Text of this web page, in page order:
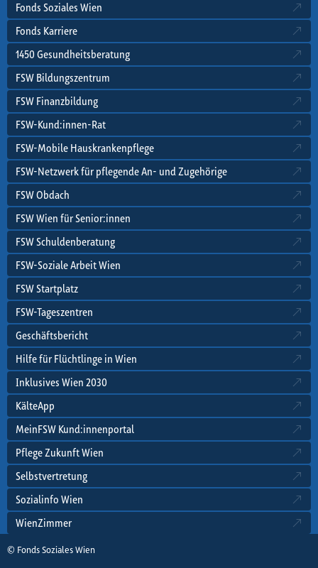
Fonds Soziales Wien
Fonds Karriere
1450 Gesundheitsberatung
FSW Bildungszentrum
FSW Finanzbildung
FSW-Kund:innen-Rat
FSW-Mobile Hauskrankenpflege
FSW-Netzwerk für pflegende An- und Zugehörige
FSW Obdach
FSW Wien für Senior:innen
FSW Schuldenberatung
FSW-Soziale Arbeit Wien
FSW Startplatz
FSW-Tageszentren
Geschäftsbericht
Hilfe für Flüchtlinge in Wien
Inklusives Wien 2030
KälteApp
MeinFSW Kund:innenportal
Pflege Zukunft Wien
Selbstvertretung
Sozialinfo Wien
WienZimmer
© Fonds Soziales Wien